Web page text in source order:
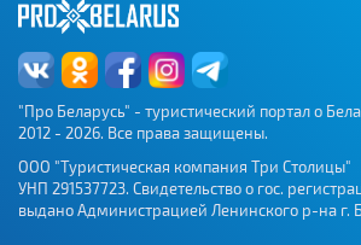
"Про Беларусь" - туристический портал о
2012 - 2026. Все права защищены.
ООО "Туристическая компания Три Столицы"
УНП 291537723. Свидетельство о гос.
выдано Администрацией Ленинского р-на г.